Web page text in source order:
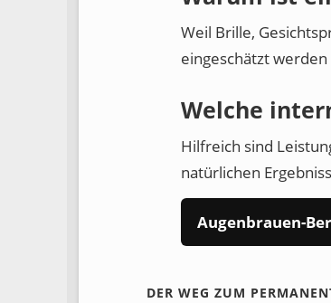
Weil Brille,
eingeschätzt
Welche
Hilfreich sind
natürlichen
Augenbrauen-
DER WEG ZUM